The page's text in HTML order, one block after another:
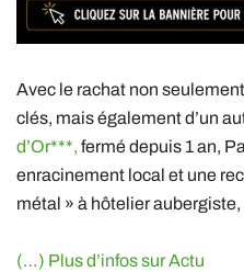
Avec le rachat non
clés, mais également d’un
d’Or***, fermé depuis 1 an,
enracinement local et une
métal » à hôtelier
(…) Plus d’infos sur Actu